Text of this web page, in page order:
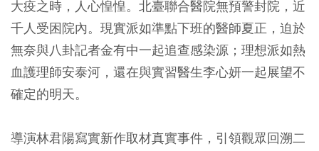
大疫之時，人心惶惶。北臺聯合醫院無預警封院，近
千人受困院內。現實派如準點下班的醫師夏正，迫於
無奈與八卦記者金有中一起追查感染源；理想派如熱
血護理師安泰河，還在與實習醫生李心妍一起展望不
確定的明天。
導演林君陽寫實新作取材真實事件，引領觀眾回溯二